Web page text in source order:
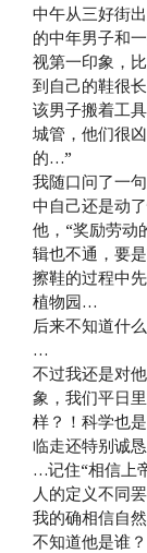
中午从三好街
的中年男子和
视第一印象，
到自己的鞋很
该男子搬着工
城管，他们很
的…”
我随口问了一
中自己还是动
他，“奖励劳动
辑也不通，要
擦鞋的过程中
植物园…
后来不知道什
…
不过我还是对
象，我们平日
样？！科学也
临走还特别诚
…记住“相信上
人的定义不同罢
我的确相信自
不知道他是谁？